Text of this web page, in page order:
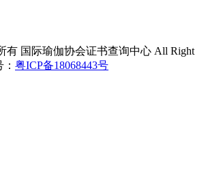
有 国际瑜伽协会证书查询中心 All Right
粤ICP备18068443号